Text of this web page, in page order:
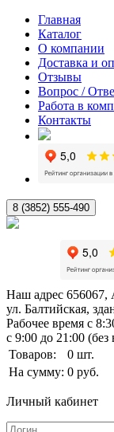
Главная
Каталог
О компании
Доставка и
Отзывы
Вопрос /
Работа в
Контакты
8 (3852) 555-490
Наш адрес 656067,
ул. Балтийская,
Рабочее время с
с 9:00 до 21:00
Товаров:
0 шт.
На сумму: 0 руб.
Личный кабинет